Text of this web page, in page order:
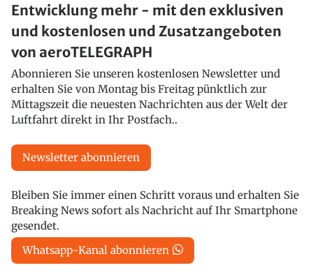
Entwicklung mehr - mit den exklusiven
und kostenlosen und Zusatzangeboten
von aeroTELEGRAPH
Abonnieren Sie unseren kostenlosen Newsletter und
erhalten Sie von Montag bis Freitag pünktlich zur
Mittagszeit die neuesten Nachrichten aus der Welt der
Luftfahrt direkt in Ihr Postfach..
Newsletter abonnieren
Bleiben Sie immer einen Schritt voraus und erhalten Sie
Breaking News sofort als Nachricht auf Ihr Smartphone
gesendet.
Whatsapp-Kanal abonnieren